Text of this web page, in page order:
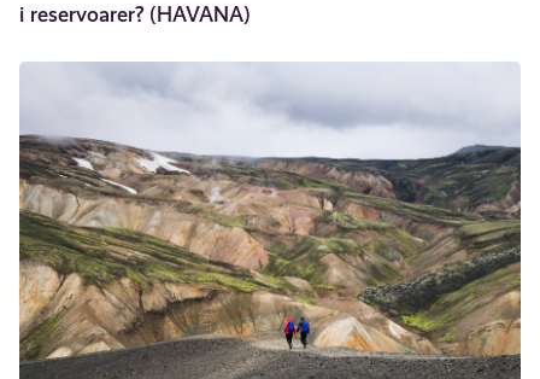
i reservoarer? (HAVANA)